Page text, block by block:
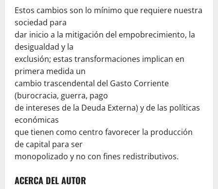
Estos cambios son lo mínimo que requiere nuestra
sociedad para
dar inicio a la mitigación del empobrecimiento, la
desigualdad y la
exclusión; estas transformaciones implican en
primera medida un
cambio trascendental del Gasto Corriente
(burocracia, guerra, pago
de intereses de la Deuda Externa) y de las políticas
económicas
que tienen como centro favorecer la producción
de capital para ser
monopolizado y no con fines redistributivos.
ACERCA DEL AUTOR